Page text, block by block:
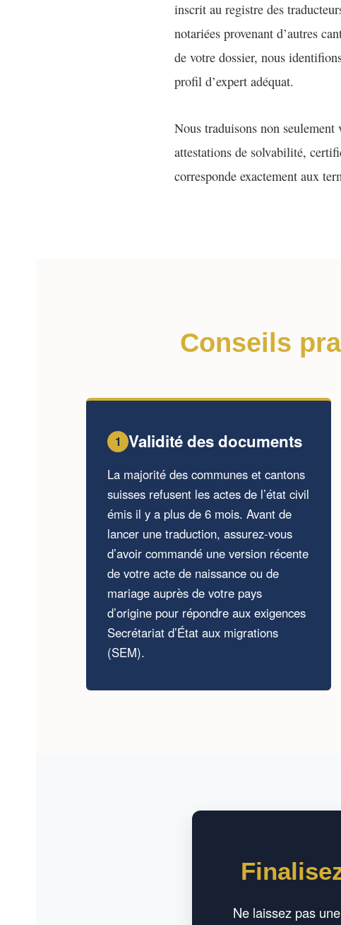
inscrit au registre des
notariées provenant d’autres
de votre dossier, nous
profil d’expert adéquat.
Nous traduisons non
attestations de solvabilité,
corresponde exactement aux
Conseils
1 Validité des documents
La majorité des communes et cantons
suisses refusent les actes de l’état civil
émis il y a plus de 6 mois. Avant de
lancer une traduction, assurez-vous
d’avoir commandé une version récente
de votre acte de naissance ou de
mariage auprès de votre pays
d’origine pour répondre aux exigences
Secrétariat d’État aux migrations
(SEM).
Ne laissez pas